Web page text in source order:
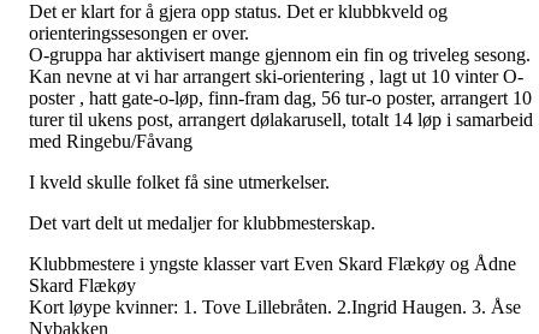
Det er klart for å gjera opp status. Det er klubbkveld og
orienteringssesongen er over.
O-gruppa har aktivisert mange gjennom ein fin og triveleg sesong.
Kan nevne at vi har arrangert ski-orientering , lagt ut 10 vinter O-
poster , hatt gate-o-løp, finn-fram dag, 56 tur-o poster, arrangert 10
turer til ukens post, arrangert dølakarusell, totalt 14 løp i samarbeid
med Ringebu/Fåvang
I kveld skulle folket få sine utmerkelser.
Det vart delt ut medaljer for klubbmesterskap.
Klubbmestere i yngste klasser vart Even Skard Flækøy og Ådne
Skard Flækøy
Kort løype kvinner: 1. Tove Lillebråten. 2.Ingrid Haugen. 3. Åse
Nybakken